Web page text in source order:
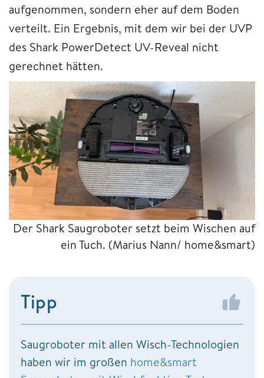
aufgenommen, sondern eher auf dem Boden
verteilt. Ein Ergebnis, mit dem wir bei der UVP
des Shark PowerDetect UV-Reveal nicht
gerechnet hätten.
Der Shark Saugroboter setzt beim Wischen auf
ein Tuch. (Marius Nann/ home&smart)
Tipp
Saugroboter mit allen Wisch-Technologien
haben wir im großen home&smart